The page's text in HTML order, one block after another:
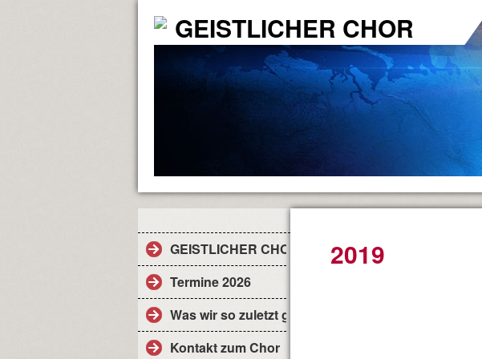
GEISTLICHER CHOR
GEISTLICHER CHOR
Termine 2026
Was wir so zuletzt gemacht haben ...
Kontakt zum Chor
2019